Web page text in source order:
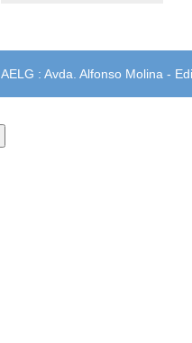
AELG : Avda. Alfonso Molina -